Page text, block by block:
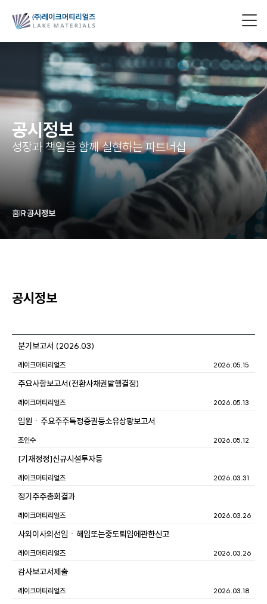
공시정보
성장과 책임을 함께 실현하는 파트너십
홈IR공시정보
공시정보
분기보고서 (2026.03)
2026.05.15
레이크머티리얼즈
주요사항보고서(전환사채권발행결정)
2026.05.13
레이크머티리얼즈
임원ㆍ주요주주특정증권등소유상황보고서
2026.05.12
조인수
[기재정정]신규시설투자등
2026.03.31
레이크머티리얼즈
정기주주총회결과
2026.03.26
레이크머티리얼즈
사외이사의선임ㆍ해임또는중도퇴임에관한신고
2026.03.26
레이크머티리얼즈
감사보고서제출
2026.03.18
레이크머티리얼즈